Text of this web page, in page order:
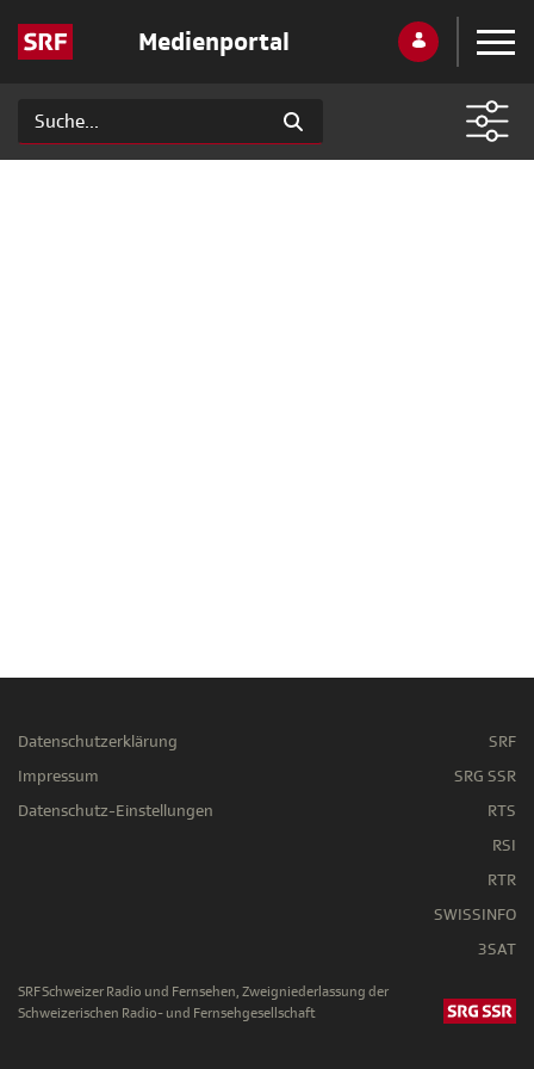
Medienportal
Datenschutzerklärung
Impressum
Datenschutz-Einstellungen
SRF
SRG SSR
RTS
RSI
RTR
SWISSINFO
3SAT
SRF Schweizer Radio und Fernsehen, Zweigniederlassung der
Schweizerischen Radio- und Fernsehgesellschaft